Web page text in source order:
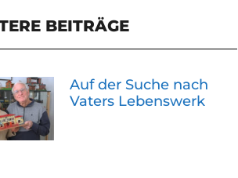
BEITRÄGE
Auf der Suche nach
Vaters Lebenswerk